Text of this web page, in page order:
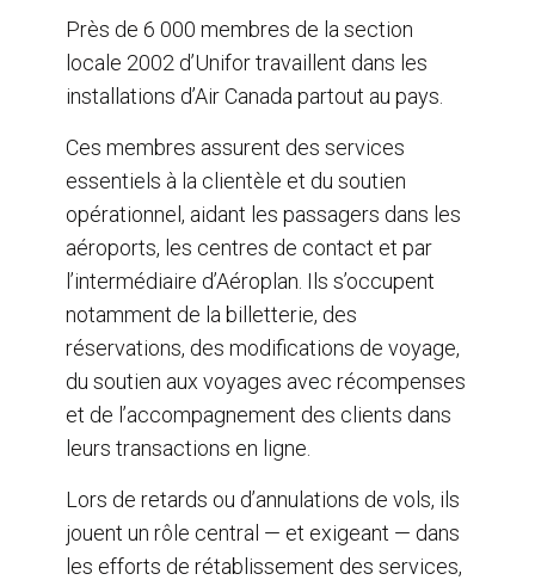
Près de 6 000 membres de la section
locale 2002 d’Unifor travaillent dans les
installations d’Air Canada partout au pays.
Ces membres assurent des services
essentiels à la clientèle et du soutien
opérationnel, aidant les passagers dans les
aéroports, les centres de contact et par
l’intermédiaire d’Aéroplan. Ils s’occupent
notamment de la billetterie, des
réservations, des modifications de voyage,
du soutien aux voyages avec récompenses
et de l’accompagnement des clients dans
leurs transactions en ligne.
Lors de retards ou d’annulations de vols, ils
jouent un rôle central — et exigeant — dans
les efforts de rétablissement des services,